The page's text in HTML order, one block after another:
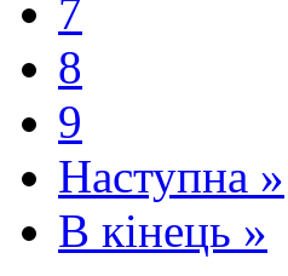
7
8
9
Наступна »
В кінець »